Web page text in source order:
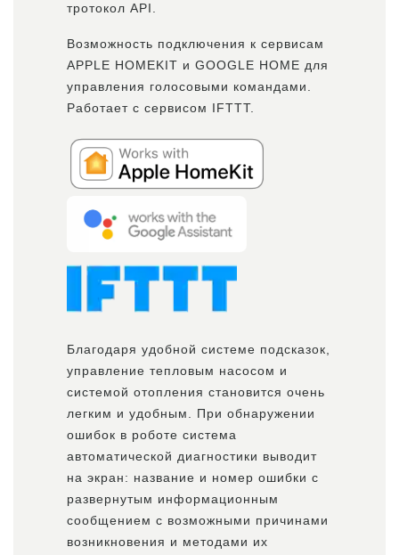
тротокол API.
Возможность подключения к сервисам
APPLE HOMEKIT и GOOGLE HOME для
управления голосовыми командами.
Работает с сервисом IFTTT.
Благодаря удобной системе подсказок,
управление тепловым насосом и
системой отопления становится очень
легким и удобным. При обнаружении
ошибок в роботе система
автоматической диагностики выводит
на экран: название и номер ошибки с
развернутым информационным
сообщением с возможными причинами
возникновения и методами их